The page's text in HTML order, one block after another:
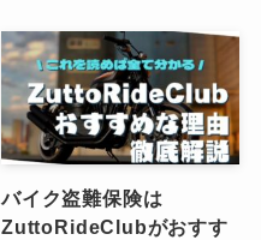
バイク盗難保険は
ZuttoRideClubがおすす